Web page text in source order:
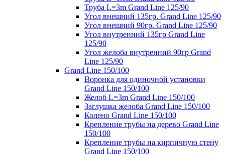
Труба L=3m Grand Line 125/90
Угол внешний 135гр. Grand Line 125/90
Угол внешний 90гр. Grand Line 125/90
Угол внутренний 135гр Grand Line
125/90
Угол желоба внутренний 90гр Grand
Line 125/90
Grand Line 150/100
Воронка для одиночной установки
Grand Line 150/100
Желоб L=3m Grand Line 150/100
Заглушка желоба Grand Line 150/100
Колено Grand Line 150/100
Крепление трубы на дерево Grand Line
150/100
Крепление трубы на кирпичную стену
Grand Line 150/100